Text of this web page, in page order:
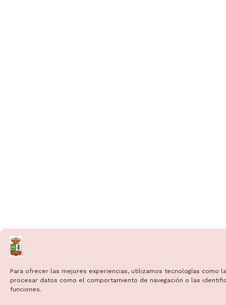
Para ofrecer las mejores experiencias, utilizamos tecnologías
procesar datos como el comportamiento de navegación o las
funciones.